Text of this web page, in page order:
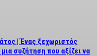
| Ένας ξεχωριστός
συζήτηση που αξίζει να